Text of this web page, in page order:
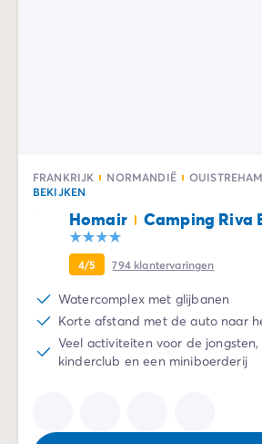
FRANKRIJK NORMANDIË OUISTREHAM
BEKIJKEN
Homair Camping Riva
4/5 794 klantervaringen
Watercomplex met glijbanen
Korte afstand met de auto naar
Veel activiteiten voor de
kinderclub en een miniboerderij